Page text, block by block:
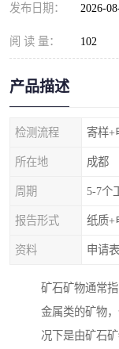
发布日期： 2026-
阅 读 量： 102
产品描述
检测流程 寄样+
所在地 成都
周期 5-7个
报告形式 纸质+
资料 申请
矿石矿物通常
金属类的矿物
况下是由矿石